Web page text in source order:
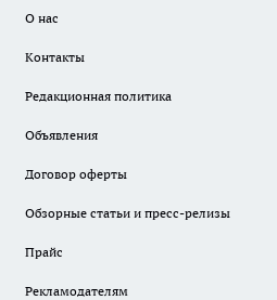
О нас
Контакты
Редакционная политика
Объявления
Договор оферты
Обзорные статьи и пресс-релизы
Прайс
Рекламодателям